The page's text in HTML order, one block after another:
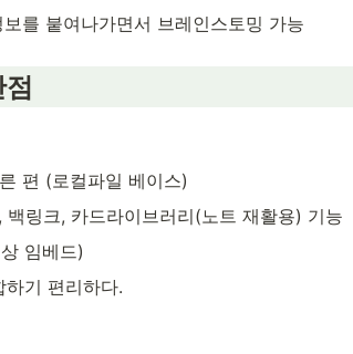
를 붙여나가면서 브레인스토밍 가능
편 (로컬파일 베이스)
백링크, 카드라이브러리(노트 재활용) 기능
임베드)
기 편리하다.